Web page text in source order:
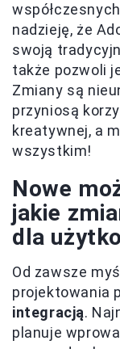
nadzieję, że
swoją
także pozwoli
Zmiany są
przyniosą
kreatywnej, a
wszystkim!
Nowe
jakie
dla
Od zawsze
projektowania
integracją.
planuje